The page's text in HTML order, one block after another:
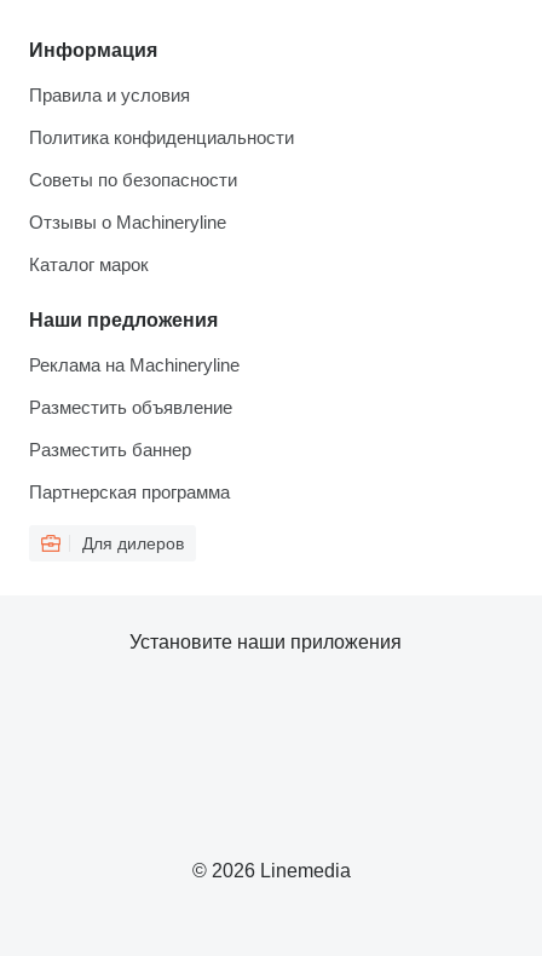
Информация
Правила и условия
Политика конфиденциальности
Советы по безопасности
Отзывы о Machineryline
Каталог марок
Наши предложения
Реклама на Machineryline
Разместить объявление
Разместить баннер
Партнерская программа
Для дилеров
© 2026 Linemedia
Установите наши приложения